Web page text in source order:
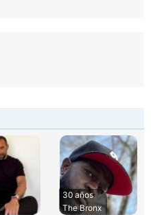
30 años
The Bronx